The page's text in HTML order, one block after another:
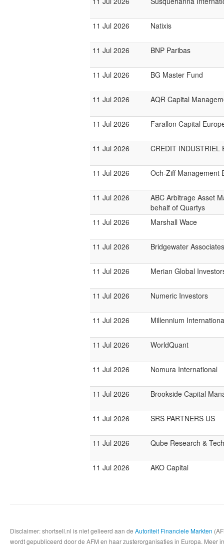
11 Jul 2026 Natixis
11 Jul 2026 BNP Paribas
11 Jul 2026 BG Master Fund
11 Jul 2026 AQR Capital
11 Jul 2026 Farallon Capital
11 Jul 2026 CREDIT INDUSTRIEL
11 Jul 2026 Och-Ziff Management
11 Jul 2026
ABC Arbitrage Asset
behalf of Quartys
11 Jul 2026
Marshall Wace
11 Jul 2026 Bridgewater Associates
11 Jul 2026 Merian Global
11 Jul 2026 Numeric Investors
11 Jul 2026 Millennium
11 Jul 2026 WorldQuant
11 Jul 2026 Nomura International
11 Jul 2026 Brookside Capital
11 Jul 2026 SRS PARTNERS US
11 Jul 2026 Qube Research &
11 Jul 2026 AKO Capital
Disclaimer: shortsell.nl is niet gelieerd aan de Autoriteit Financiele Markten
wordt gepubliceerd door de AFM en haar zusterorganisaties in Europa.